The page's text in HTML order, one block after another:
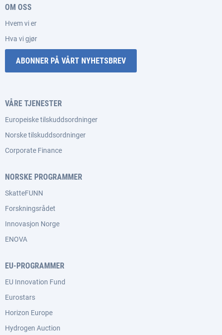
OM OSS
Hvem vi er
Hva vi gjør
ABONNER PÅ VÅRT NYHETSBREV
VÅRE TJENESTER
Europeiske tilskuddsordninger
Norske tilskuddsordninger
Corporate Finance
NORSKE PROGRAMMER
SkatteFUNN
Forskningsrådet
Innovasjon Norge
ENOVA
EU-PROGRAMMER
EU Innovation Fund
Eurostars
Horizon Europe
Hydrogen Auction